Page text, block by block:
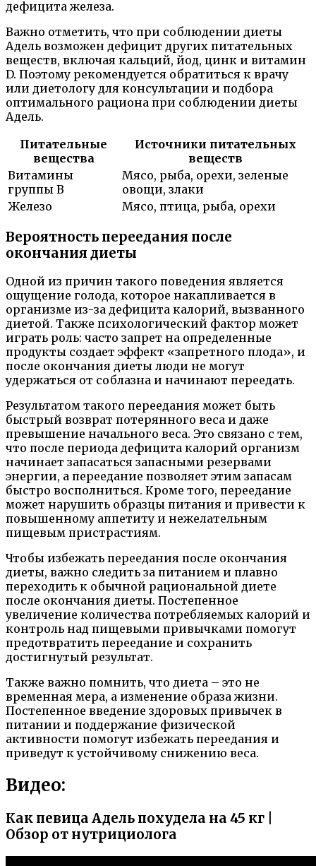
дефицита железа.
Важно отметить, что при соблюдении диеты
Адель возможен дефицит других питательных
веществ, включая кальций, йод, цинк и витамин
D. Поэтому рекомендуется обратиться к врачу
или диетологу для консультации и подбора
оптимального рациона при соблюдении диеты
Адель.
Питательные
вещества
Источники питательных
веществ
Витамины
группы B
Мясо, рыба, орехи, зеленые
овощи, злаки
Железо
Мясо, птица, рыба, орехи
Вероятность переедания после
окончания диеты
Одной из причин такого поведения является
ощущение голода, которое накапливается в
организме из-за дефицита калорий, вызванного
диетой. Также психологический фактор может
играть роль: часто запрет на определенные
продукты создает эффект «запретного плода», и
после окончания диеты люди не могут
удержаться от соблазна и начинают переедать.
Результатом такого переедания может быть
быстрый возврат потерянного веса и даже
превышение начального веса. Это связано с тем,
что после периода дефицита калорий организм
начинает запасаться запасными резервами
энергии, а переедание позволяет этим запасам
быстро восполниться. Кроме того, переедание
может нарушить образцы питания и привести к
повышенному аппетиту и нежелательным
пищевым пристрастиям.
Чтобы избежать переедания после окончания
диеты, важно следить за питанием и плавно
переходить к обычной рациональной диете
после окончания диеты. Постепенное
увеличение количества потребляемых калорий и
контроль над пищевыми привычками помогут
предотвратить переедание и сохранить
достигнутый результат.
Также важно помнить, что диета – это не
временная мера, а изменение образа жизни.
Постепенное введение здоровых привычек в
питании и поддержание физической
активности помогут избежать переедания и
приведут к устойчивому снижению веса.
Видео:
Как певица Адель похудела на 45 кг |
Обзор от нутрициолога